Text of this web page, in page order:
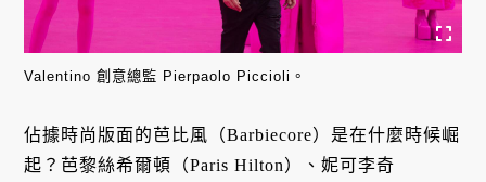
Valentino 創意總監 Pierpaolo Piccioli。
佔據時尚版面的芭比風（Barbiecore）是在什麼時候崛
起？芭黎絲希爾頓（Paris Hilton）、妮可李奇